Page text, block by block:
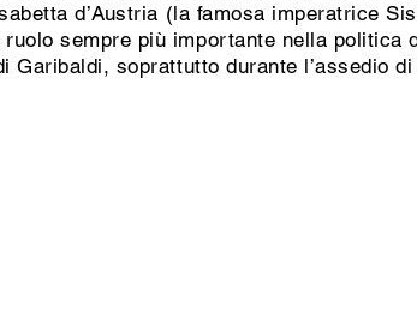
d’Austria (la famosa imperatrice
sempre più importante nella politica
Garibaldi, soprattutto durante l’assedio di